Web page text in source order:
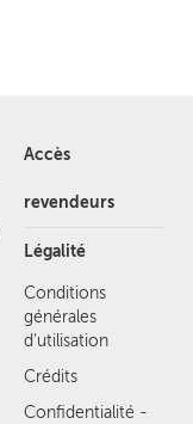
Accès
revendeurs
Légalité
Conditions
générales
d'utilisation
Crédits
Confidentialité -